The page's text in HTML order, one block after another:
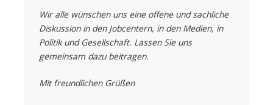
Wir alle wünschen uns eine offene und sachliche
Diskussion in den Jobcentern, in den Medien, in
Politik und Gesellschaft. Lassen Sie uns
gemeinsam dazu beitragen.
Mit freundlichen Grüßen